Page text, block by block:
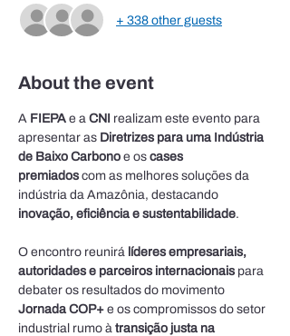
+ 338 other guests
About the event
A FIEPA e a CNI
realizam este evento para
apresentar as Diretrizes para uma Indústria
de Baixo Carbono e os cases
premiados com as melhores soluções da
indústria da Amazônia, destacando
inovação, eficiência e sustentabilidade.
O encontro reunirá líderes empresariais,
autoridades e parceiros internacionais para
debater os resultados do movimento
Jornada COP+ e os compromissos do setor
industrial rumo à transição justa na